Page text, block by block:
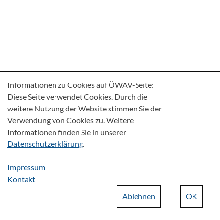
Informationen zu Cookies auf ÖWAV-Seite:
Diese Seite verwendet Cookies. Durch die
weitere Nutzung der Website stimmen Sie der
Verwendung von Cookies zu. Weitere
Informationen finden Sie in unserer
Datenschutzerklärung.
Impressum
Kontakt
OK
Ablehnen